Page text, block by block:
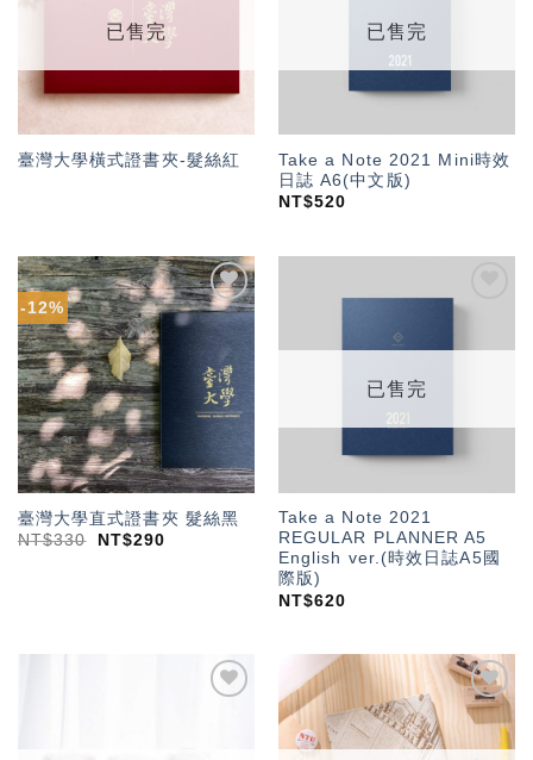
已售完
臺灣大學橫式證書夾-髮絲紅
已售完
Take a Note 2021 Mini時效
日誌 A6(中文版)
NT$520
-12%
加入
「願
望輕
單」
臺灣大學直式證書夾 髮絲黑
NT$330 NT$290
望輕
已售完
Take a Note 2021
REGULAR PLANNER A5
English ver.(時效日誌A5國
際版)
NT$620
加入
「願
望輕